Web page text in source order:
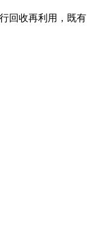
回收再利用，既有